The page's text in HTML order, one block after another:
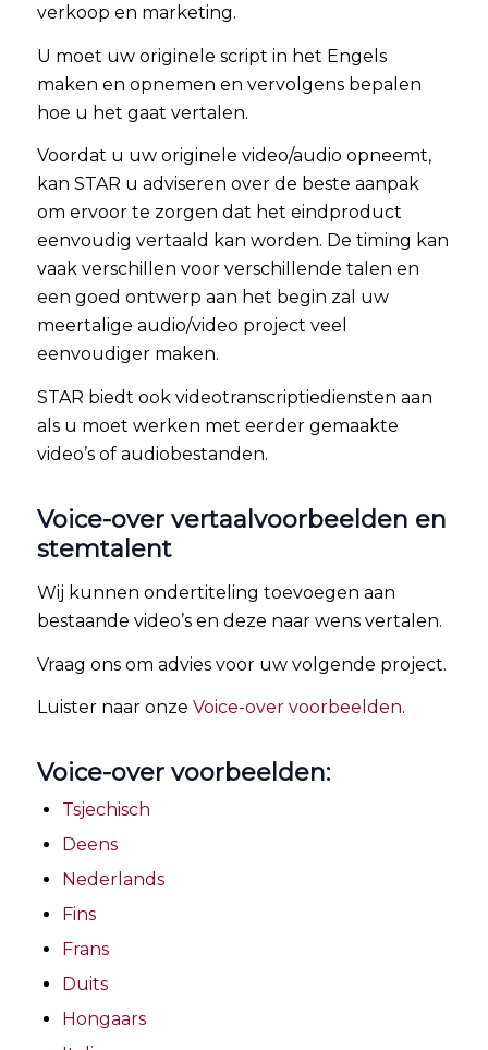
verkoop en marketing.
U moet uw originele script in het Engels
maken en opnemen en vervolgens bepalen
hoe u het gaat vertalen.
Voordat u uw originele video/audio opneemt,
kan STAR u adviseren over de beste aanpak
om ervoor te zorgen dat het eindproduct
eenvoudig vertaald kan worden. De timing kan
vaak verschillen voor verschillende talen en
een goed ontwerp aan het begin zal uw
meertalige audio/video project veel
eenvoudiger maken.
STAR biedt ook videotranscriptiediensten aan
als u moet werken met eerder gemaakte
video’s of audiobestanden.
Voice-over vertaalvoorbeelden en
stemtalent
Wij kunnen ondertiteling toevoegen aan
bestaande video’s en deze naar wens vertalen.
Vraag ons om advies voor uw volgende project.
Luister naar onze Voice-over voorbeelden.
Voice-over voorbeelden:
Tsjechisch
Deens
Nederlands
Fins
Frans
Duits
Hongaars